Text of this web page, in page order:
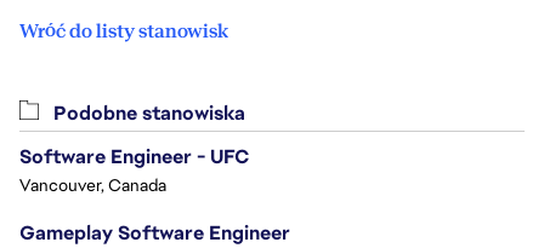
Wróć do listy stanowisk
Podobne stanowiska
Software Engineer - UFC
Vancouver, Canada
Gameplay Software Engineer